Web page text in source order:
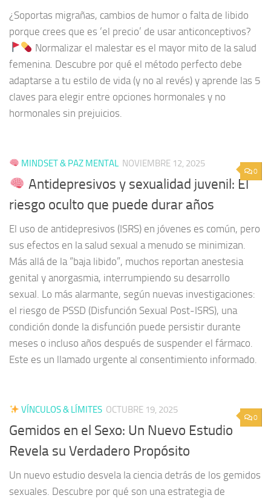
¿Soportas migrañas, cambios de humor o falta de libido
porque crees que es ‘el precio’ de usar anticonceptivos?
Normalizar el malestar es el mayor mito de la salud
femenina. Descubre por qué el método perfecto debe
adaptarse a tu estilo de vida (y no al revés) y aprende las 5
claves para elegir entre opciones hormonales y no
hormonales sin prejuicios.
0
MINDSET & PAZ MENTAL NOVIEMBRE 12, 2025
Antidepresivos y sexualidad juvenil: El
riesgo oculto que puede durar años
El uso de antidepresivos (ISRS) en jóvenes es común, pero
sus efectos en la salud sexual a menudo se minimizan.
Más allá de la “baja libido”, muchos reportan anestesia
genital y anorgasmia, interrumpiendo su desarrollo
sexual. Lo más alarmante, según nuevas investigaciones:
el riesgo de PSSD (Disfunción Sexual Post-ISRS), una
condición donde la disfunción puede persistir durante
meses o incluso años después de suspender el fármaco.
Este es un llamado urgente al consentimiento informado.
0
VÍNCULOS & LÍMITES OCTUBRE 19, 2025
Gemidos en el Sexo: Un Nuevo Estudio
Revela su Verdadero Propósito
Un nuevo estudio desvela la ciencia detrás de los gemidos
sexuales. Descubre por qué son una estrategia de